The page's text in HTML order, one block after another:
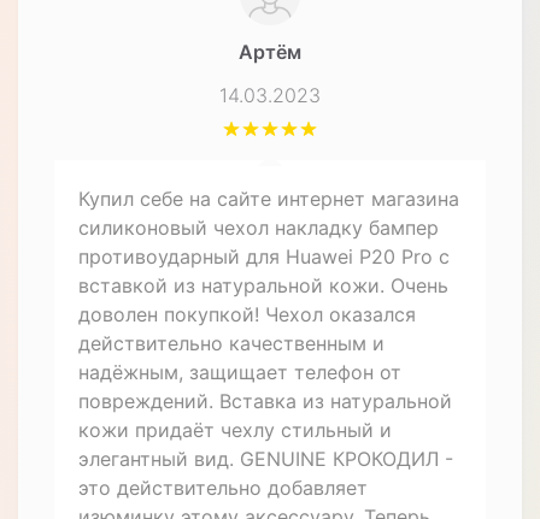
Артём
14.03.2023
Купил себе на сайте интернет магазина
силиконовый чехол накладку бампер
противоударный для Huawei P20 Pro с
вставкой из натуральной кожи. Очень
доволен покупкой! Чехол оказался
действительно качественным и
надёжным, защищает телефон от
повреждений. Вставка из натуральной
кожи придаёт чехлу стильный и
элегантный вид. GENUINE КРОКОДИЛ -
это действительно добавляет